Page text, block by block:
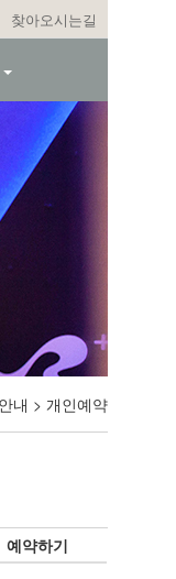
찾아오시는길
내 > 개인예약
예약하기